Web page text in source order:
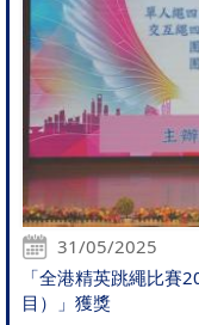
31/05/2025
「全港精英跳繩比賽
目）」獲獎